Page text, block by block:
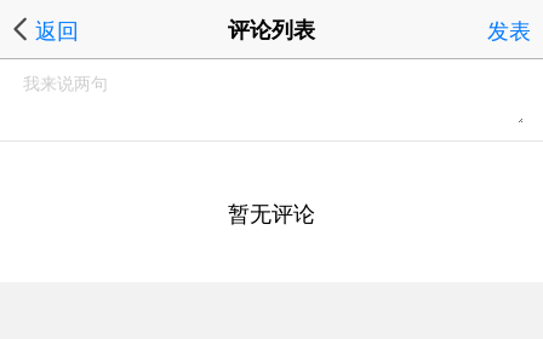
返回 评论列表 发表
暂无评论